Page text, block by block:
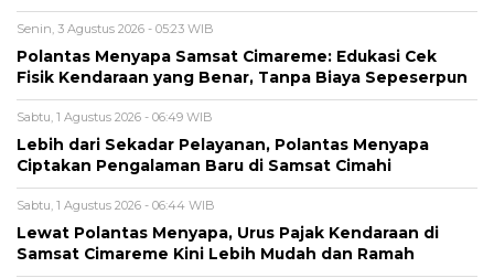
Senin, 3 Agustus 2026 - 05:23 WIB
Polantas Menyapa Samsat Cimareme: Edukasi Cek
Fisik Kendaraan yang Benar, Tanpa Biaya Sepeserpun
Sabtu, 1 Agustus 2026 - 06:49 WIB
Lebih dari Sekadar Pelayanan, Polantas Menyapa
Ciptakan Pengalaman Baru di Samsat Cimahi
Sabtu, 1 Agustus 2026 - 06:44 WIB
Lewat Polantas Menyapa, Urus Pajak Kendaraan di
Samsat Cimareme Kini Lebih Mudah dan Ramah